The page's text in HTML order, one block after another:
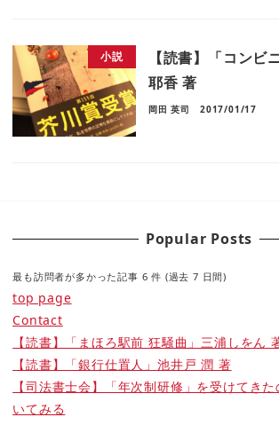
小説
【読書】「コンビ
耶香 著
岡田 英司 2017/01/17
Popular Posts
最も訪問者が多かった記事 6 件 (過去 7 日間)
top page
Contact
【読書】「まほろ駅前 狂騒曲」三浦しをん
【読書】「銀行仕置人」池井戸 潤 著
【司法書士会】「年次制研修」を受けてき
いてみる